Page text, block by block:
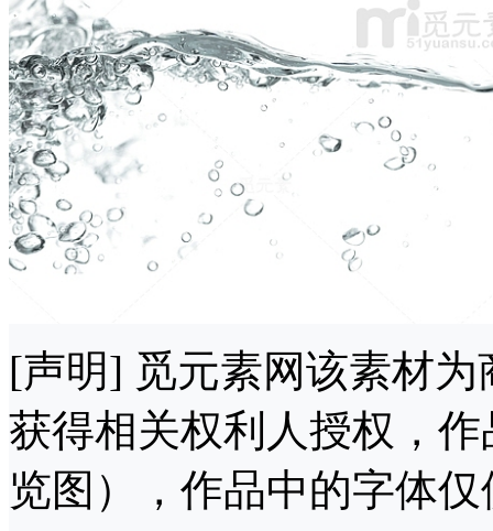
[声明] 觅元素网该素材
获得相关权利人授权，
览图），作品中的字体